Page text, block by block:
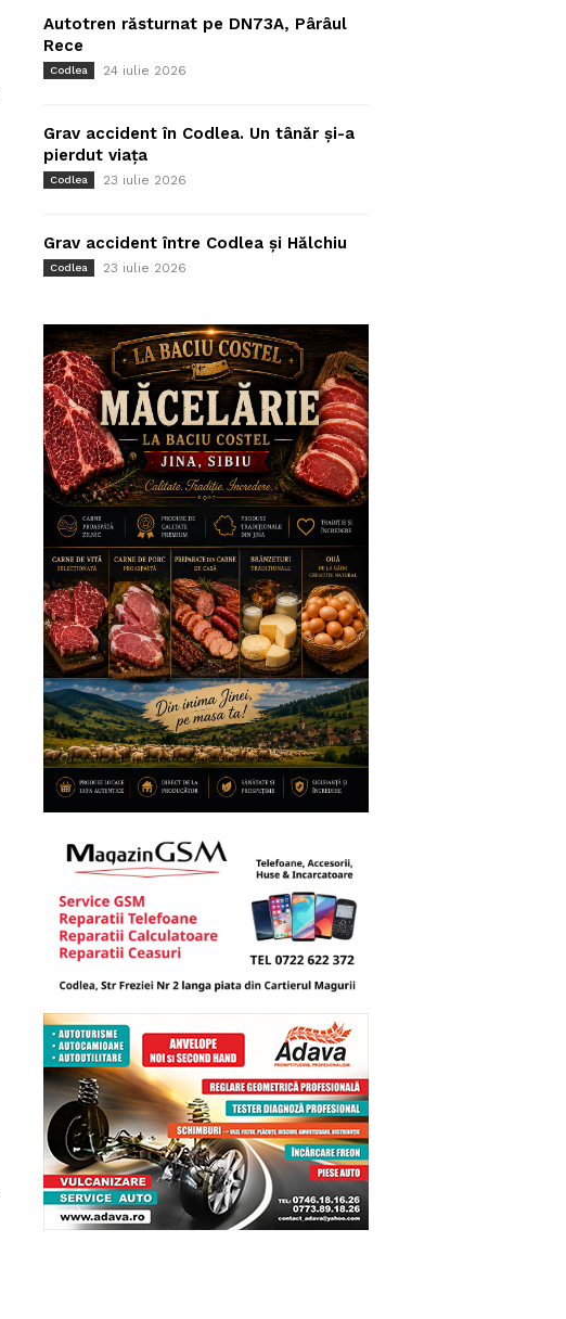
Autotren răsturnat pe DN73A, Pârâul
Rece
Codlea 24 iulie 2026
Grav accident în Codlea. Un tânăr și-a
pierdut viața
Codlea 23 iulie 2026
Grav accident între Codlea și Hălchiu
Codlea 23 iulie 2026